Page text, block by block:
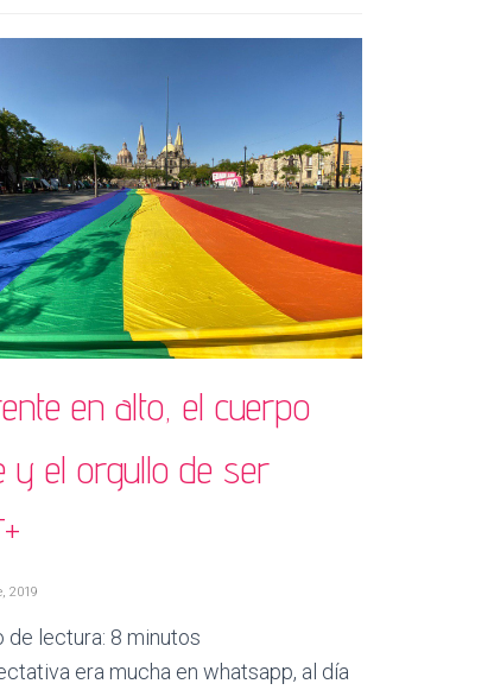
en alto, el cuerpo
y el orgullo de ser
2019
de lectura: 8 minutos
era mucha en whatsapp, al día